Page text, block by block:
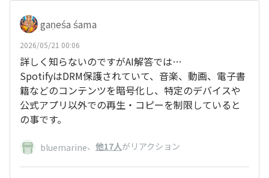
gaṇeśa śama
2026/05/21 00:06
詳しく知らないのですがAI解答では…
SpotifyはDRM保護されていて、音楽、動画、電子書
籍などのコンテンツを暗号化し、特定のデバイスや
公式アプリ以外での再生・コピーを制限していると
の事です。
bluemarine、 他17人がリアクション